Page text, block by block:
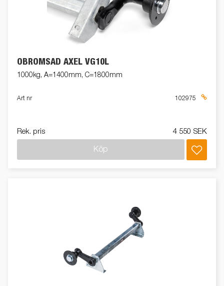
OBROMSAD AXEL VG10L
1000kg, A=1400mm, C=1800mm
Art nr 102975
Rek. pris 4 550 SEK
Köp